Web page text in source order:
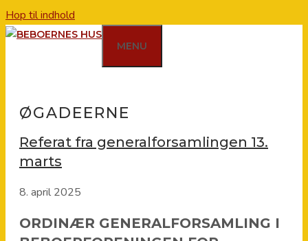
Hop til indhold
MENU
ØGADEERNE
Referat fra generalforsamlingen 13.
marts
8. april 2025
ORDINÆR GENERALFORSAMLING I